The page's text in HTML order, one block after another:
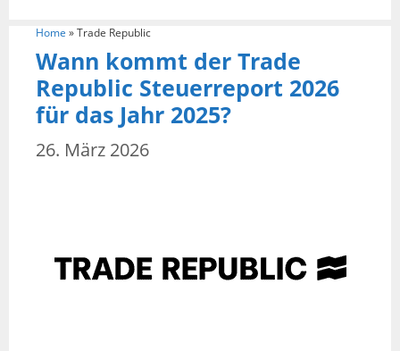
Home »Trade Republic
Wann kommt der Trade
Republic Steuerreport 2026
für das Jahr 2025?
26. März 2026